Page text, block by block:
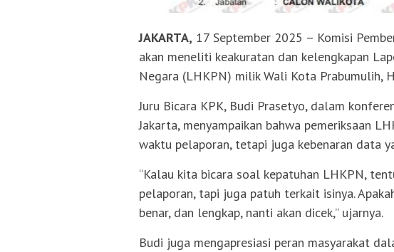
JAKARTA, 17 September 2025 – Komisi
akan meneliti keakuratan dan kelengkapan
Negara (LHKPN) milik Wali Kota Prabumulih,
Juru Bicara KPK, Budi Prasetyo, dalam
Jakarta, menyampaikan bahwa pemeriksaan
waktu pelaporan, tetapi juga kebenaran data
“Kalau kita bicara soal kepatuhan LHKPN,
pelaporan, tapi juga patuh terkait isinya.
benar, dan lengkap, nanti akan dicek,” ujarnya.
Budi juga mengapresiasi peran masyarakat